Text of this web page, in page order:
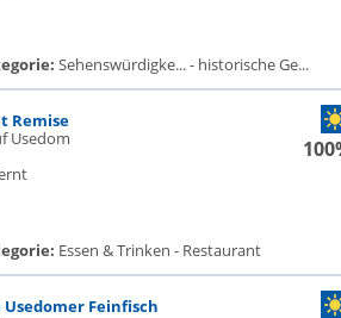
Sehenswürdigke... - historische Ge...
Remise
Usedom
Essen & Trinken - Restaurant
Feinfisch